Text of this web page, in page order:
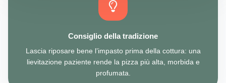
Consiglio della tradizione
Lascia riposare bene l’impasto prima della cottura: una
lievitazione paziente rende la pizza più alta, morbida e
profumata.